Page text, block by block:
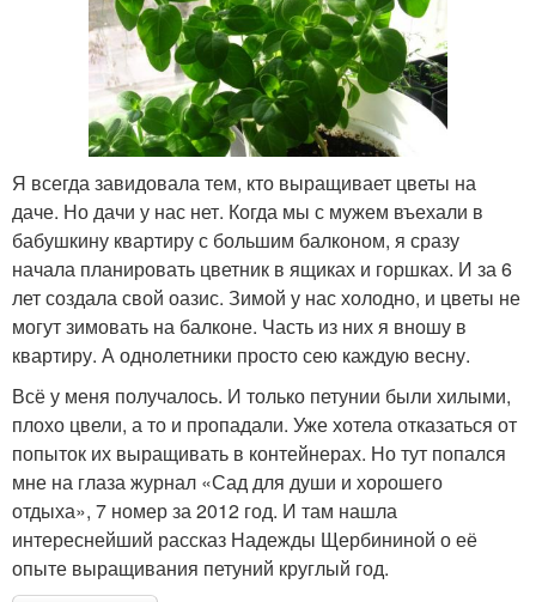
Я всегда завидовала тем, кто выращивает цветы на
даче. Но дачи у нас нет. Когда мы с мужем въехали в
бабушкину квартиру с большим балконом, я сразу
начала планировать цветник в ящиках и горшках. И за 6
лет создала свой оазис. Зимой у нас холодно, и цветы не
могут зимовать на балконе. Часть из них я вношу в
квартиру. А однолетники просто сею каждую весну.
Всё у меня получалось. И только петунии были хилыми,
плохо цвели, а то и пропадали. Уже хотела отказаться от
попыток их выращивать в контейнерах. Но тут попался
мне на глаза журнал «Сад для души и хорошего
отдыха», 7 номер за 2012 год. И там нашла
интереснейший рассказ Надежды Щербининой о её
опыте выращивания петуний круглый год.